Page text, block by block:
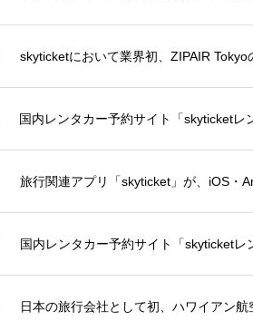
skyticketにおいて業界初、ZIPAIR
国内レンタカー予約サイト「skyticket
旅行関連アプリ「skyticket」が、iOS・
国内レンタカー予約サイト「skyticket
日本の旅行会社として初、ハワイアン